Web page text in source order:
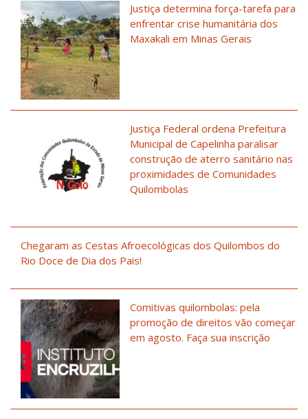
Justiça determina força-tarefa para
enfrentar crise humanitária dos
Maxakali em Minas Gerais
Justiça Federal ordena Prefeitura
Municipal de Capelinha paralisar
construção de aterro sanitário nas
proximidades de Comunidades
Quilombolas
Chegaram as Cestas Afroecológicas dos Quilombos do
Rio Doce de Dia dos Pais!
Comitivas quilombolas: pela
promoção de direitos vão começar
em agosto. Faça sua inscrição